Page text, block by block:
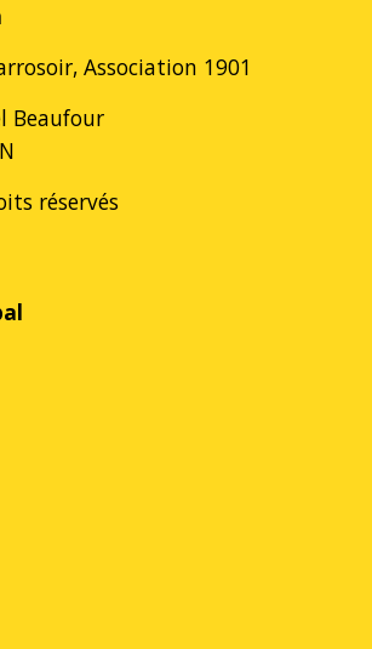
Association 1901
Beaufour
réservés